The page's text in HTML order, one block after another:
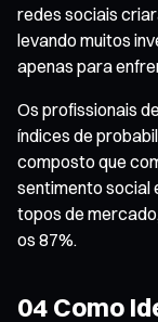
redes sociais
levando muitos
apenas para
Os profissionais
índices de
composto que
sentimento social
topos de
os 87%.
04 Como